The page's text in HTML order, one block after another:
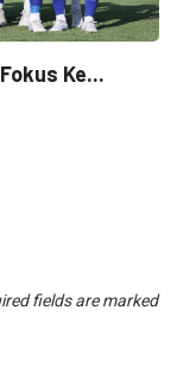
Ke...
fields are marked